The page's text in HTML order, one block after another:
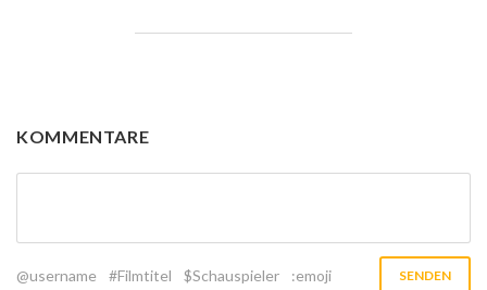
KOMMENTARE
@username #Filmtitel $Schauspieler :emoji